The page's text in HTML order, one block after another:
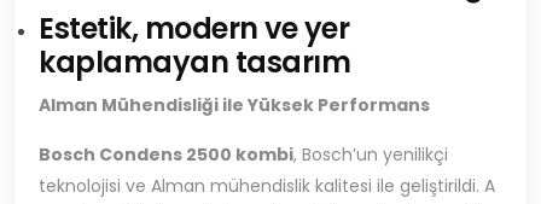
Estetik, modern ve yer
kaplamayan tasarım
Alman Mühendisliği ile Yüksek Performans
Bosch Condens 2500 kombi, Bosch’un yenilikçi
teknolojisi ve Alman mühendislik kalitesi ile geliştirildi. A